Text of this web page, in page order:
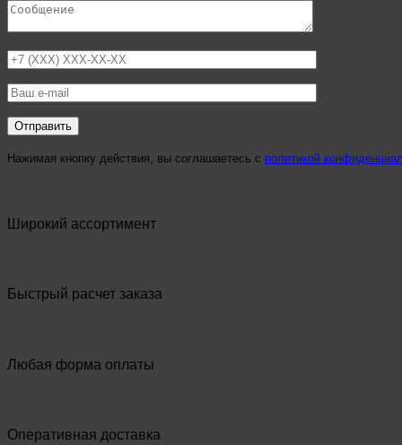
Нажимая кнопку действия, вы соглашаетесь с политикой
Широкий ассортимент
Быстрый расчет заказа
Любая форма оплаты
Оперативная доставка